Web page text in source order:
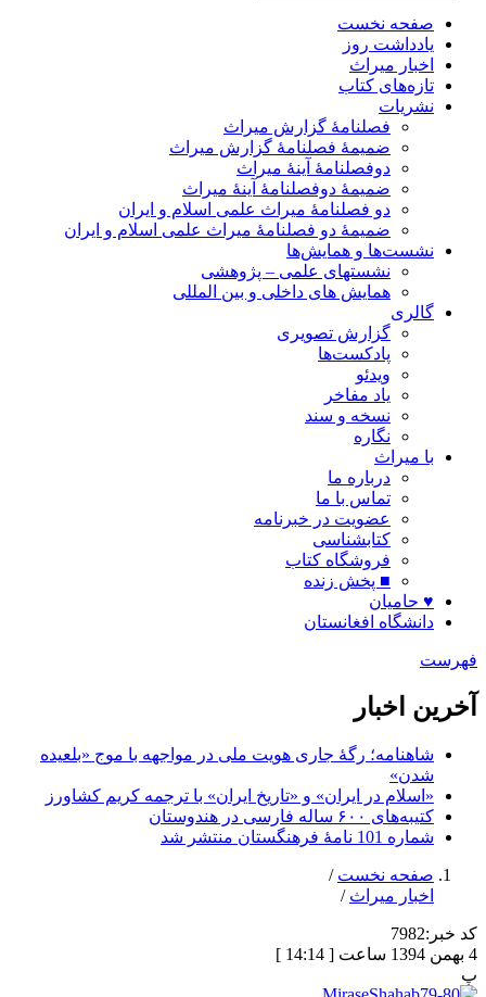
صفحه نخست
یادداشت روز
اخبار میراث
تازه‌های کتاب
نشریات
فصلنامۀ گزارش میراث
ضمیمۀ فصلنامۀ گزارش میراث
دوفصلنامۀ آینۀ میراث
ضمیمۀ دوفصلنامۀ آینۀ میراث
دو فصلنامۀ میراث علمی اسلام و ایران
ضمیمۀ دو فصلنامۀ میراث علمی اسلام و ایران
نشست‌ها و همایش‌ها
نشستهای علمی – پژوهشی
همایش های داخلی و بین المللی
گالری
گزارش تصویری
پادکست‌ها
ویدئو
یاد مفاخر
نسخه و سند
نگاره
با میراث
درباره ما
تماس با ما
عضویت در خبرنامه
کتابشناسی
فروشگاه کتاب
■ پخش زنده
♥ حامیان
دانشگاه افغانستان
فهرست
آخرین اخبار
شاهنامه؛ رگۀ جاری هویت ملی در مواجهه با موج «بلعیده
شدن»
«اسلام در ایران» و «تاریخ ایران» با ترجمه کریم کشاورز
کتیبه‌های ۶۰۰ ساله فارسی در هندوستان
شماره 101 نامۀ فرهنگستان منتشر شد
صفحه نخست /
اخبار میراث /
کد خبر:7982
4 بهمن 1394 ساعت [ 14:14 ]
پ